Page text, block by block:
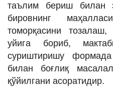
таълим бериш билан
бировнинг
томорқасини тозалаш,
уйига бориб,
суриштиришу
билан боғлиқ
қўйилгани асоратидир.